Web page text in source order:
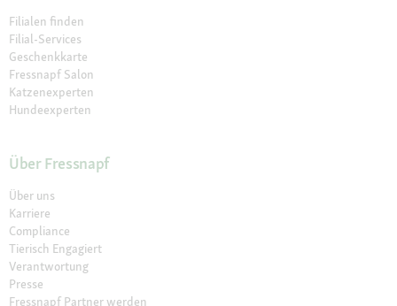
Filialen finden
Filial-Services
Geschenkkarte
Fressnapf Salon
Katzenexperten
Hundeexperten
Über Fressnapf
Über uns
Karriere
Compliance
Tierisch Engagiert
Verantwortung
Presse
Fressnapf Partner werden